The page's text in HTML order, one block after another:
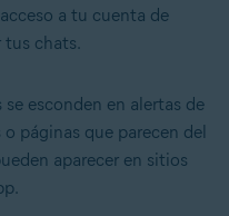
a tu cuenta de
tus chats.
esconden en alertas de
páginas que parecen del
aparecer en sitios